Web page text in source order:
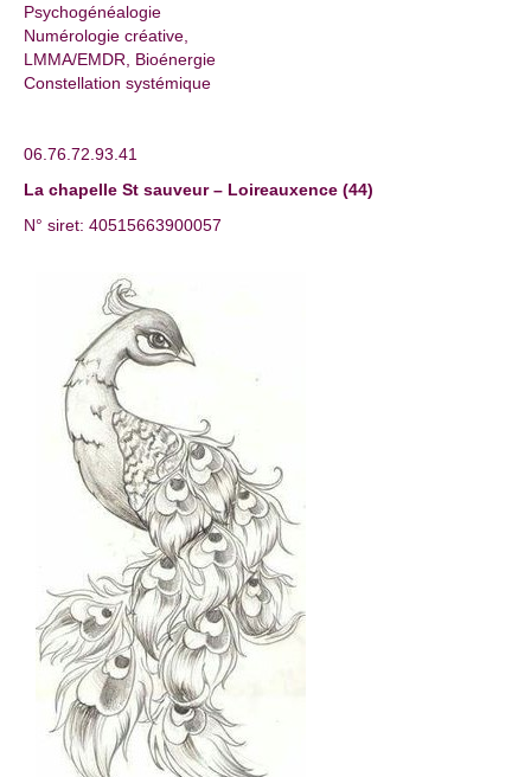
Psychogénéalogie
Numérologie créative,
LMMA/EMDR, Bioénergie
Constellation systémique
06.76.72.93.41
La chapelle St sauveur – Loireauxence (44)
N° siret: 40515663900057